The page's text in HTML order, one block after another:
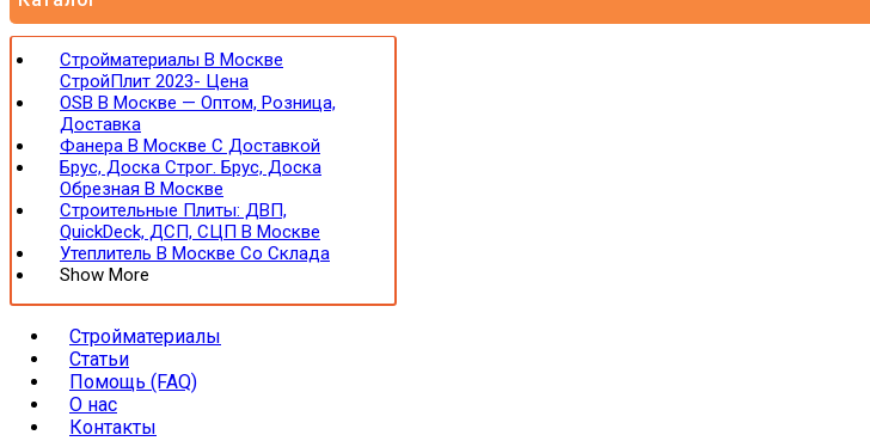
Стройматериалы В Москве
СтройПлит 2023- Цена
OSB В Москве — Оптом, Розница,
Доставка
Фанера В Москве С Доставкой
Брус, Доска Строг. Брус, Доска
Обрезная В Москве
Строительные Плиты: ДВП,
QuickDeck, ДСП, СЦП В Москве
Утеплитель В Москве Со Склада
Show More
Стройматериалы
Статьи
Помощь (FAQ)
О нас
Контакты